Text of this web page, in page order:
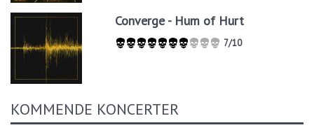
Converge - Hum of Hurt
7/10
KOMMENDE KONCERTER